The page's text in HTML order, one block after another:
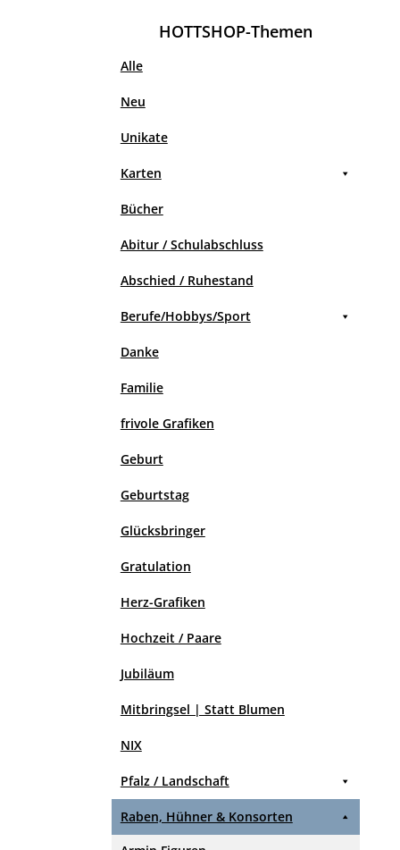
HOTTSHOP-Themen
Alle
Neu
Unikate
Karten
Bücher
Abitur / Schulabschluss
Abschied / Ruhestand
Berufe/Hobbys/Sport
Danke
Familie
frivole Grafiken
Geburt
Geburtstag
Glücksbringer
Gratulation
Herz-Grafiken
Hochzeit / Paare
Jubiläum
Mitbringsel | Statt Blumen
NIX
Pfalz / Landschaft
Raben, Hühner & Konsorten